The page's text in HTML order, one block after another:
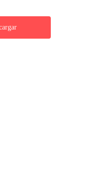
no mirarte a los ojos